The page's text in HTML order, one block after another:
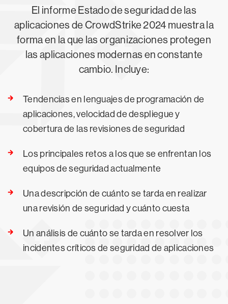
El informe Estado de seguridad de las
aplicaciones de CrowdStrike 2024 muestra la
forma en la que las organizaciones protegen
las aplicaciones modernas en constante
cambio. Incluye:
Tendencias en lenguajes de programación de
aplicaciones, velocidad de despliegue y
cobertura de las revisiones de seguridad
Los principales retos a los que se enfrentan los
equipos de seguridad actualmente
Una descripción de cuánto se tarda en realizar
una revisión de seguridad y cuánto cuesta
Un análisis de cuánto se tarda en resolver los
incidentes críticos de seguridad de aplicaciones